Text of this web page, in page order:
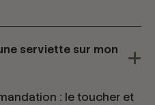
serviette sur mon
: le toucher et